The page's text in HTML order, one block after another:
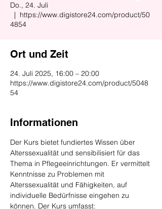
Do., 24. Juli
  |
https://www.digistore24.com/product/50
4854
Ort und Zeit
24. Juli 2025, 16:00 – 20:00
https://www.digistore24.com/product/5048
54
Informationen
Der Kurs bietet fundiertes Wissen über
Alterssexualität und sensibilisiert für das
Thema in Pflegeeinrichtungen. Er vermittelt
Kenntnisse zu Problemen mit
Alterssexualität und Fähigkeiten, auf
individuelle Bedürfnisse eingehen zu
können. Der Kurs umfasst: